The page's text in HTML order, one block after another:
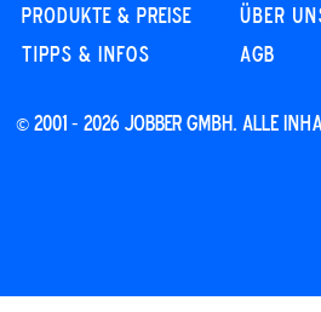
PRODUKTE & PREISE
Tipps & Infos
Über
AGB
© 2001 - 2026 JOBBER GmbH.